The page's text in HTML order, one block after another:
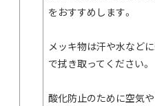
をおすすめします。
メッキ物は汗や水など
で拭き取ってください。
酸化防止のために空気